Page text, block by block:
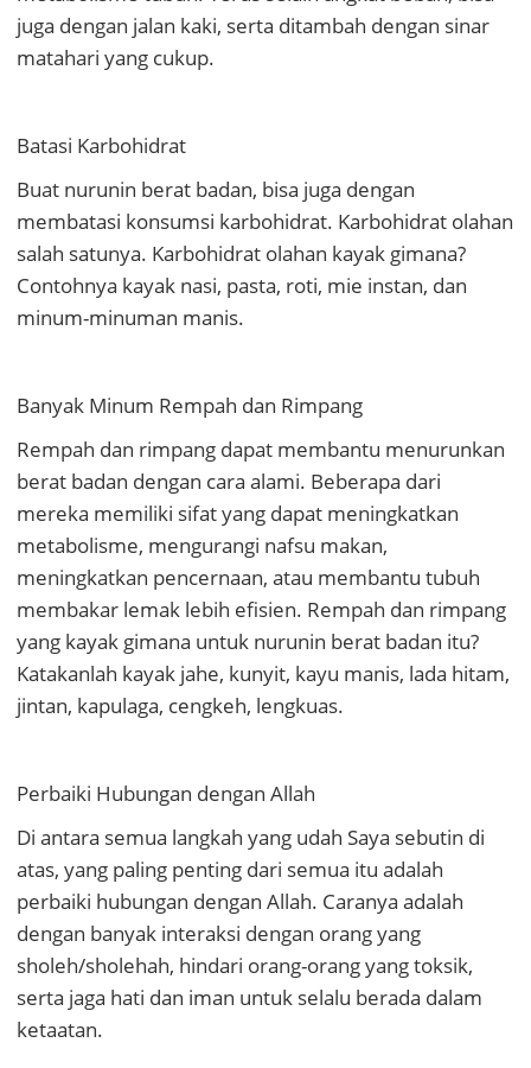
juga dengan jalan kaki, serta ditambah dengan sinar
matahari yang cukup.
Batasi Karbohidrat
Buat nurunin berat badan, bisa juga dengan
membatasi konsumsi karbohidrat. Karbohidrat olahan
salah satunya. Karbohidrat olahan kayak gimana?
Contohnya kayak nasi, pasta, roti, mie instan, dan
minum-minuman manis.
Banyak Minum Rempah dan Rimpang
Rempah dan rimpang dapat membantu menurunkan
berat badan dengan cara alami. Beberapa dari
mereka memiliki sifat yang dapat meningkatkan
metabolisme, mengurangi nafsu makan,
meningkatkan pencernaan, atau membantu tubuh
membakar lemak lebih efisien. Rempah dan rimpang
yang kayak gimana untuk nurunin berat badan itu?
Katakanlah kayak jahe, kunyit, kayu manis, lada hitam,
jintan, kapulaga, cengkeh, lengkuas.
Perbaiki Hubungan dengan Allah
Di antara semua langkah yang udah Saya sebutin di
atas, yang paling penting dari semua itu adalah
perbaiki hubungan dengan Allah. Caranya adalah
dengan banyak interaksi dengan orang yang
sholeh/sholehah, hindari orang-orang yang toksik,
serta jaga hati dan iman untuk selalu berada dalam
ketaatan.